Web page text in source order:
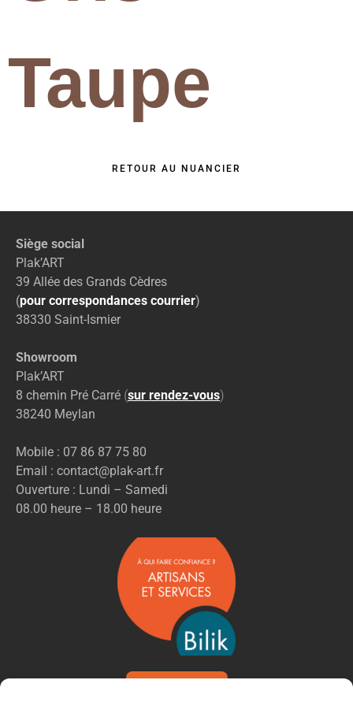
Taupe
RETOUR AU NUANCIER
Siège social
Plak’ART
39 Allée des Grands Cèdres
(pour correspondances courrier)
38330 Saint-Ismier
Showroom
Plak’ART
8 chemin Pré Carré (sur rendez-vous)
38240 Meylan
Mobile : 07 86 87 75 80
Email : contact@plak-art.fr
Ouverture : Lundi – Samedi
08.00 heure – 18.00 heure